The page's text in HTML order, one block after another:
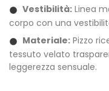
Vestibilità: Linea
corpo con una
Materiale: Pizzo
tessuto velato
leggerezza sensuale.